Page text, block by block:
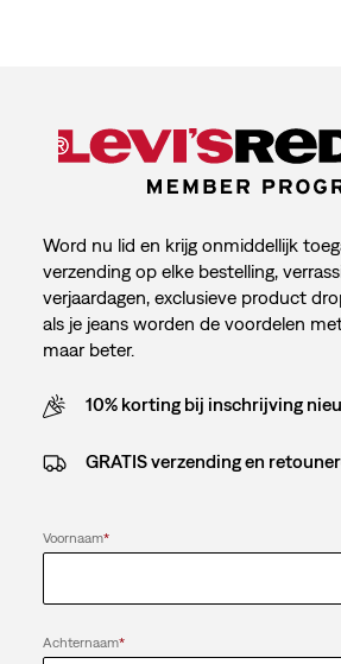
Word nu lid en krijg onmiddellijk
verzending op elke bestelling,
verjaardagen, exclusieve product
als je jeans worden de voordelen
maar beter.
10% korting bij inschrijving
GRATIS verzending en
Voornaam*
Achternaam*